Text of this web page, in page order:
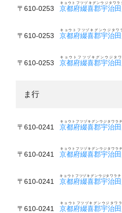
〒610-0253 京都府綴喜郡宇治
キョウトフツヅキグンウジタワラ
〒610-0253 京都府綴喜郡宇治
キョウトフツヅキグンウジタワ
〒610-0253 京都府綴喜郡宇治
キョウトフツヅキグンウジタ
ま行
〒610-0241 京都府綴喜郡宇治
キョウトフツヅキグンウジタワラ
〒610-0241 京都府綴喜郡宇治
キョウトフツヅキグンウジタワラ
〒610-0241 京都府綴喜郡宇治
キョウトフツヅキグンウジタワラ
〒610-0241 京都府綴喜郡宇治
キョウトフツヅキグンウジタワ